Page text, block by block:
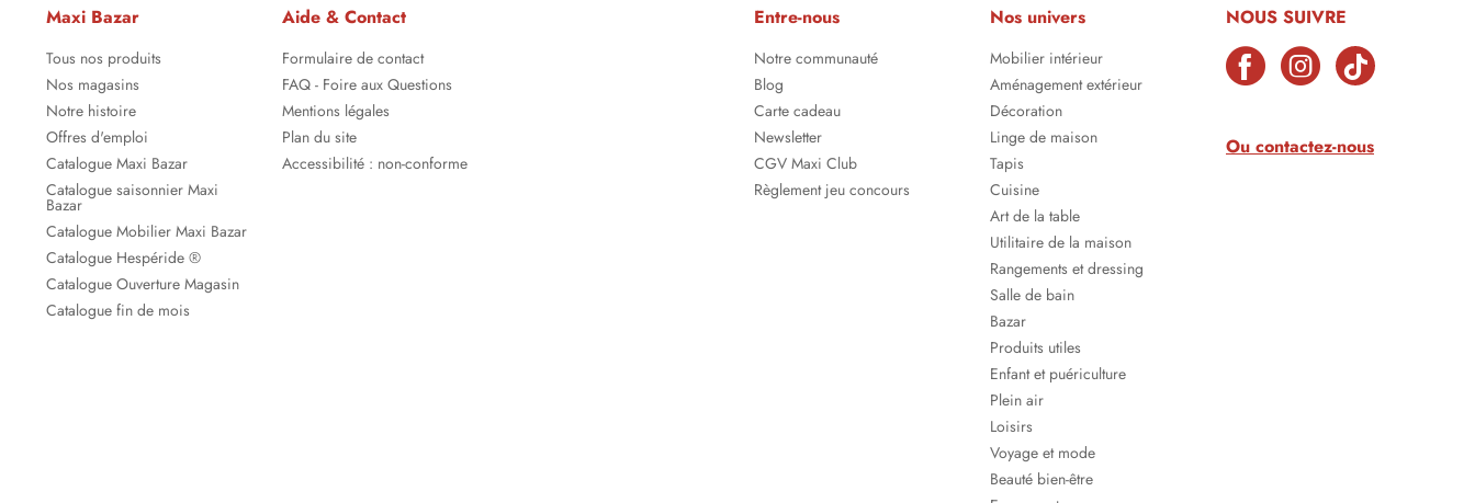
Maxi Bazar
Tous nos produits
Nos magasins
Notre histoire
Offres d'emploi
Catalogue Maxi Bazar
Catalogue saisonnier Maxi
Bazar
Catalogue Mobilier Maxi Bazar
Catalogue Hespéride ®
Catalogue Ouverture Magasin
Catalogue fin de mois
Aide & Contact
Formulaire de contact
FAQ - Foire aux Questions
Mentions légales
Plan du site
Accessibilité : non-conforme
Entre-nous
Notre communauté
Blog
Carte cadeau
Newsletter
CGV Maxi Club
Règlement jeu concours
Nos univers
Mobilier intérieur
Aménagement extérieur
Décoration
Linge de maison
Tapis
Cuisine
Art de la table
Utilitaire de la maison
Rangements et dressing
Salle de bain
Bazar
Produits utiles
Enfant et puériculture
Plein air
Loisirs
Voyage et mode
Beauté bien-être
NOUS SUIVRE
Ou contactez-nous